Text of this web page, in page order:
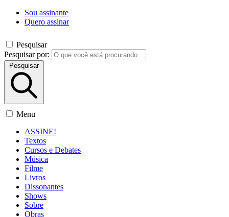
Sou assinante
Quero assinar
Pesquisar
Pesquisar por:
Pesquisar
Menu
ASSINE!
Textos
Cursos e Debates
Música
Filme
Livros
Dissonantes
Shows
Sobre
Obras